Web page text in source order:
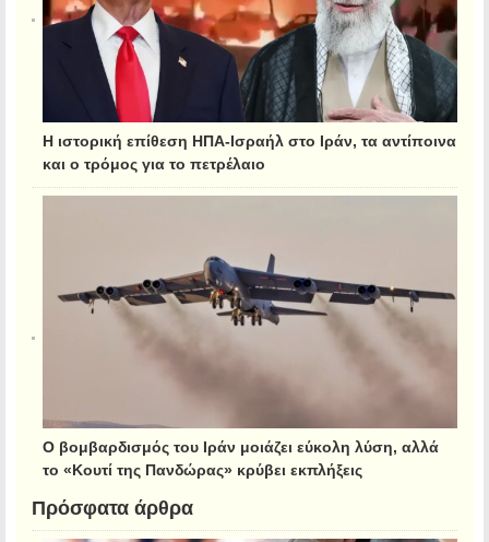
Η ιστορική επίθεση ΗΠΑ-Ισραήλ στο Ιράν, τα αντίποινα
και ο τρόμος για το πετρέλαιο
Ο βομβαρδισμός του Ιράν μοιάζει εύκολη λύση, αλλά
το «Κουτί της Πανδώρας» κρύβει εκπλήξεις
Πρόσφατα άρθρα